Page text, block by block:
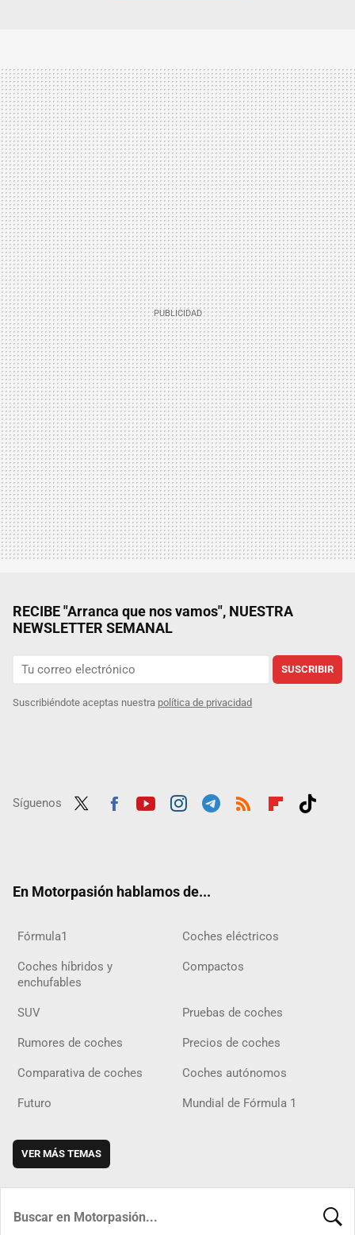
RECIBE "Arranca que nos vamos", NUESTRA
NEWSLETTER SEMANAL
SUSCRIBIR
Suscribiéndote aceptas nuestra política de privacidad
Síguenos
En Motorpasión hablamos de...
Fórmula1 Coches eléctricos
Coches híbridos y
enchufables
Compactos
SUV Pruebas de coches
Rumores de coches Precios de coches
Comparativa de coches Coches autónomos
Futuro Mundial de Fórmula 1
VER MÁS TEMAS